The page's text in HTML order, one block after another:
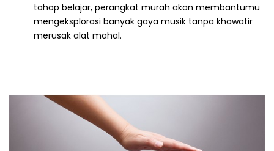
tahap belajar, perangkat murah akan membantumu
mengeksplorasi banyak gaya musik tanpa khawatir
merusak alat mahal.